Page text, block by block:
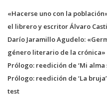
«Hacerse uno con la
el librero y escritor Álvaro
Darío Jaramillo Agudelo:
género literario de la crónica»
Prólogo: reedición de ‘Mi
Prólogo: reedición de ‘La bruja’
test